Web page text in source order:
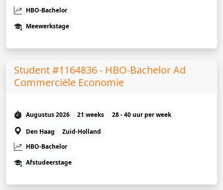
HBO-Bachelor
Meewerkstage
Student #1164836 - HBO-Bachelor Ad
Commerciële Economie
Augustus 2026 21 weeks
28 - 40 uur per week
Den Haag
Zuid-Holland
HBO-Bachelor
Afstudeerstage